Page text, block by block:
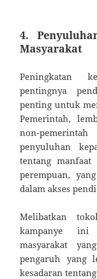
4.
Masyarakat
Peningkatan
pentingnya
penting untuk
Pemerintah,
non-
penyuluhan
tentang
perempuan,
dalam akses
Melibatkan
kampanye ini
masyarakat
pengaruh yang
kesadaran